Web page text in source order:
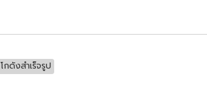
โกดังสำเร็จรูป